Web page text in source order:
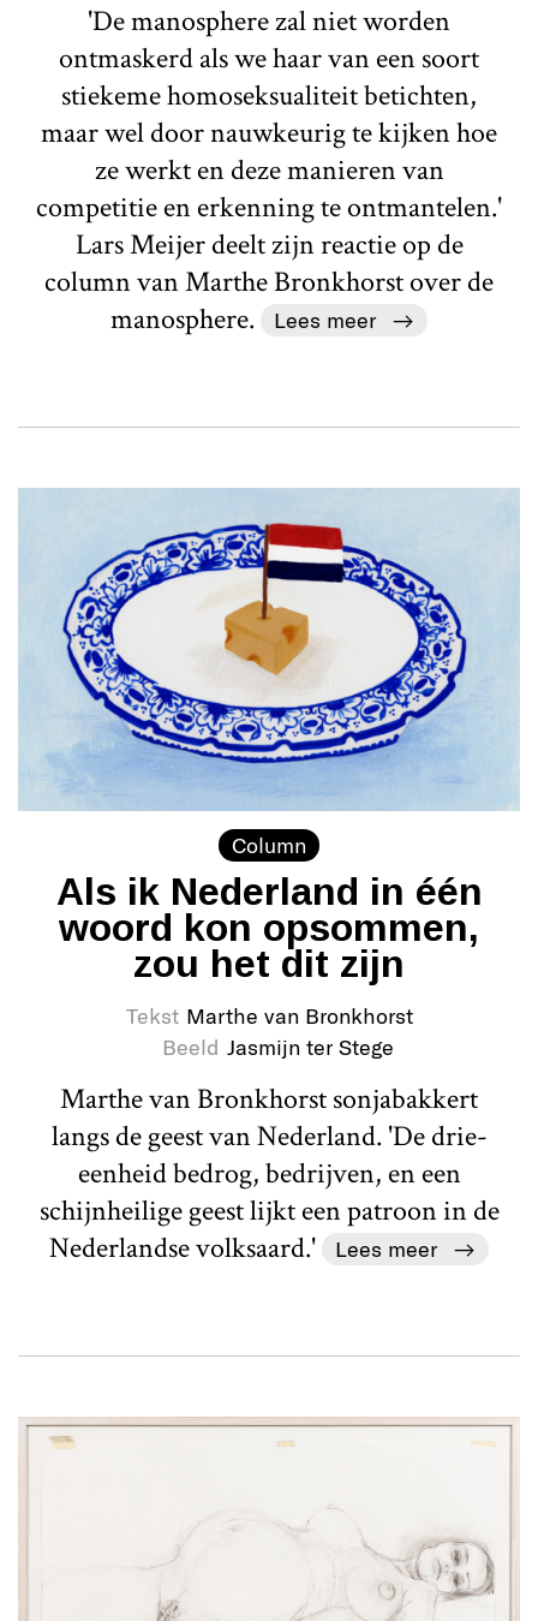
'De manosphere zal niet worden
ontmaskerd als we haar van een soort
stiekeme homoseksualiteit betichten,
maar wel door nauwkeurig te kijken hoe
ze werkt en deze manieren van
competitie en erkenning te ontmantelen.'
Lars Meijer deelt zijn reactie op de
column van Marthe Bronkhorst over de
manosphere.
Lees meer
Column
Als ik Nederland in één
woord kon opsommen,
zou het dit zijn
Tekst Marthe van Bronkhorst
Beeld Jasmijn ter Stege
Marthe van Bronkhorst sonjabakkert
langs de geest van Nederland. 'De drie-
eenheid bedrog, bedrijven, en een
schijnheilige geest lijkt een patroon in de
Nederlandse volksaard.'
Lees meer